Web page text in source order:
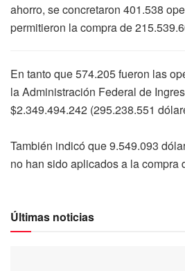
ahorro, se concretaron 401.538
permitieron la compra de
En tanto que 574.205 fueron las
la Administración Federal de
$2.349.494.242 (295.238.551
También indicó que 9.549.093
no han sido aplicados a la compra
Últimas noticias